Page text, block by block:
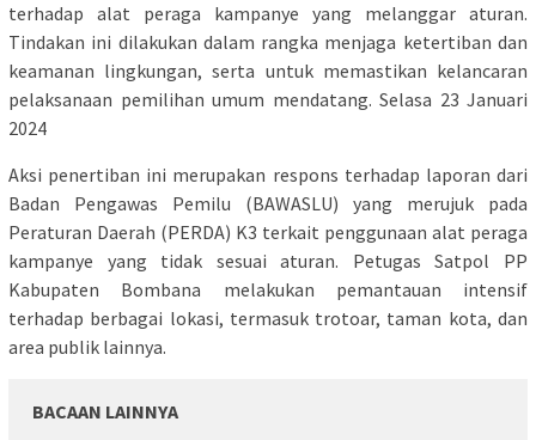
terhadap alat peraga kampanye yang melanggar aturan.
Tindakan ini dilakukan dalam rangka menjaga ketertiban dan
keamanan lingkungan, serta untuk memastikan kelancaran
pelaksanaan pemilihan umum mendatang. Selasa 23 Januari
2024
Aksi penertiban ini merupakan respons terhadap laporan dari
Badan Pengawas Pemilu (BAWASLU) yang merujuk pada
Peraturan Daerah (PERDA) K3 terkait penggunaan alat peraga
kampanye yang tidak sesuai aturan. Petugas Satpol PP
Kabupaten Bombana melakukan pemantauan intensif
terhadap berbagai lokasi, termasuk trotoar, taman kota, dan
area publik lainnya.
BACAAN LAINNYA